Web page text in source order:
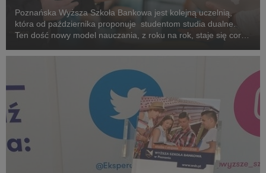
Poznańska Wyższa Szkoła Bankowa jest kolejną uczelnią,
która od października proponuje studentom studia dualne.
Ten dość nowy model nauczania, z roku na rok, staje się coraz
Dlaczego? Student zyskuje w nim nie ty...